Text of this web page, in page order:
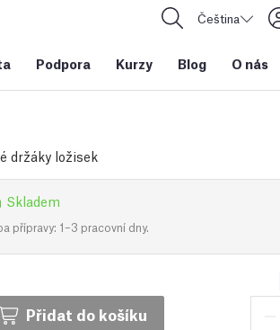
Čeština
Podpora Kurzy Blog O nás
držáky ložisek
Skladem
přípravy: 1–3 pracovní dny.
Přidat do košíku